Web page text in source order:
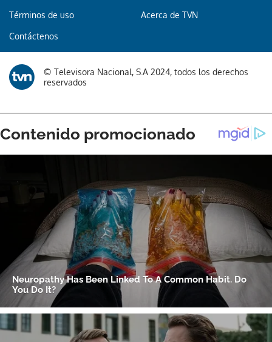
Términos de uso Acerca de TVN
Contáctenos
© Televisora Nacional, S.A 2024, todos los derechos
reservados